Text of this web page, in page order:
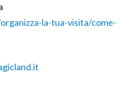
la-tua-visita/come-